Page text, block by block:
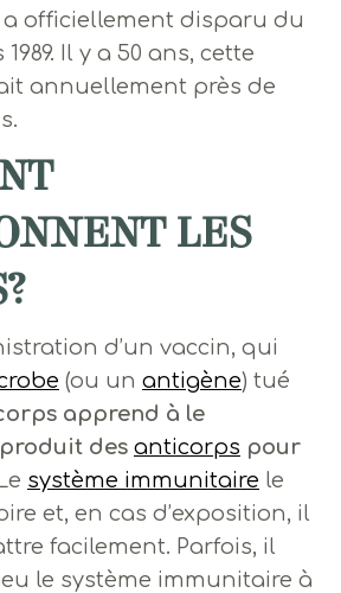
a officiellement disparu du
Il y a 50 ans, cette
annuellement près de
LES
d’un vaccin, qui
(ou un antigène) tué
apprend à le
des anticorps pour
Le système immunitaire le
et, en cas d’exposition, il
facilement. Parfois, il
le système immunitaire à